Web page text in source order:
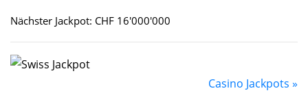
Nächster Jackpot: CHF 16'000'000
Casino Jackpots »